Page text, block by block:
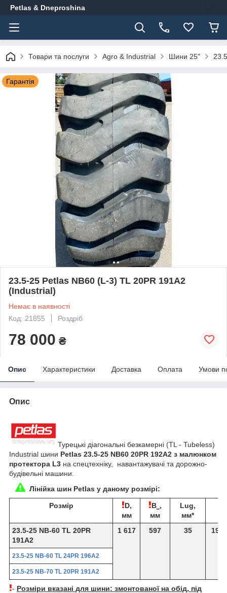
Petlas & Dneproshina
Товари та послуги Agro & Industrial Шини 25"
Гарантія
23.5-25 Petlas NB60 (L-3) TL 20PR 191А2
(Industrial)
Немає в наявності
Код: 21855
Роздріб
78 000 ₴
Опис Характеристики Доставка Оплата Умови
Опис
Турецькі діагональні безкамерні (TL - Tubeless)
Industrial шини Petlas 23.5-25 NB60 20PR 192А2 з малюнком
протектора L3 на спецтехніку,
навантажувачі та дорожно-
будівельні машини.
Лінійка шин Petlas у даному розмірі:
Розмір
D,
мм
B˽,
мм
Lug,
мм*
23.5-25 NB-60 TL 20PR
191A2
1 617 597 35
23.5-25 NB-60 TL 24PR 196A2
23.5-25 NB-70 TL 20PR 191A2
- Розміри вказані для шини: змонтованої на обід, під